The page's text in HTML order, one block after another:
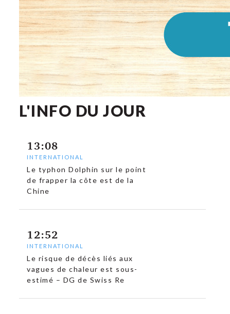
L'INFO DU JOUR
13:08
INTERNATIONAL
Le typhon Dolphin sur le point
de frapper la côte est de la
Chine
12:52
INTERNATIONAL
Le risque de décès liés aux
vagues de chaleur est sous-
estimé – DG de Swiss Re